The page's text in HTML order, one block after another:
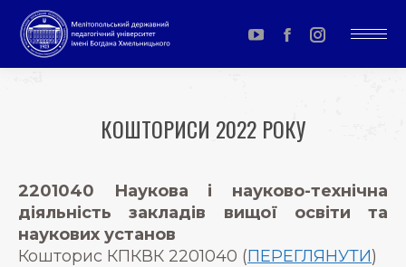
YouTube
page
in
Facebook
page
in
Instagram
page
window
КОШТОРИСИ 2022 РОКУ
2201040 Наукова і науково-технічна
діяльність закладів вищої освіти та
наукових установ
Кошторис КПКВК 2201040 (ПЕРЕГЛЯНУТИ)